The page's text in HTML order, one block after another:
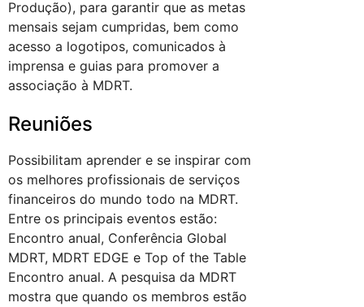
Produção), para garantir que as metas
mensais sejam cumpridas, bem como
acesso a logotipos, comunicados à
imprensa e guias para promover a
associação à MDRT.
Reuniões
Possibilitam aprender e se inspirar com
os melhores profissionais de serviços
financeiros do mundo todo na MDRT.
Entre os principais eventos estão:
Encontro anual, Conferência Global
MDRT, MDRT EDGE e Top of the Table
Encontro anual. A pesquisa da MDRT
mostra que quando os membros estão